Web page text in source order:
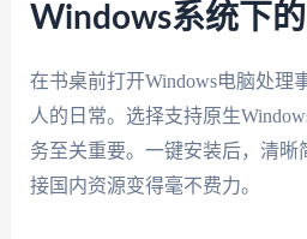
Windows系统下
在书桌前打开Windows电脑处理
人的日常。选择支持原生
务至关重要。一键安装后，清晰
接国内资源变得毫不费力。